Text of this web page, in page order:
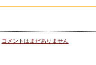
コメントはまだありません